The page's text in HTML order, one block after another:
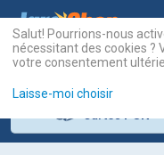
Salut! Pourrions-nous
nécessitant des cookies ?
votre consentement
Laisse-moi choisir